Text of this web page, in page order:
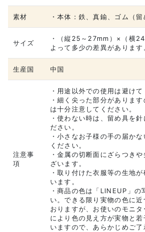
素材 ・本体：鉄、真鍮、ゴム（留
サイズ
・（縦25～27mm）×（横
よって多少の差異があります
生産国 中国
注意事
項
・用途以外での使用は避けて
・細く尖った部分がありま
は十分注意してください。
・使わない時は、留め具を
ださい。
・小さなお子様の手の届か
ください。
・金属の切断面にざらつき
ざいます。
・取り付けた衣服等の生地
います。
・商品の色は「LINEUP」の
い。できる限り実物の色に
おりますが、お使いのモニ
により色の見え方が実物と
いますので、あらかじめご了